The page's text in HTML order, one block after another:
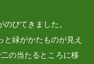
びてきました。
緑がかたものが見え
の当たるところに移